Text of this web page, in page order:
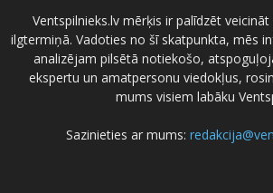
Ventspilnieks.lv mērķis ir palīdzēt
ilgtermiņā. Vadoties no šī skatpunkta, mēs
analizējam pilsētā notiekošo,
ekspertu un amatpersonu viedokļus,
mums visiem labāku
Sazinieties ar mums: